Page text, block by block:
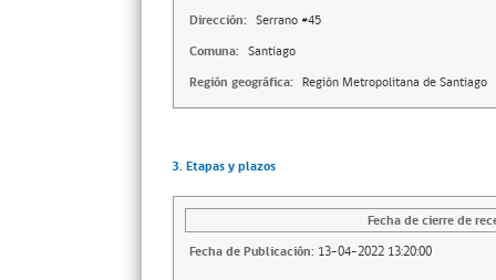
Dirección: Serrano #45
Comuna: Santiago
Región geográfica: Región Metropolitana de Santiago
3. Etapas y plazos
Fecha de cierre de
Fecha de Publicación: 13-04-2022 13:20:00